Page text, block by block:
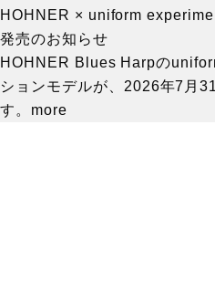
HOHNER × uniform
発売のお知らせ
HOHNER Blues Harpの
ションモデルが、2026年7月
す。 more